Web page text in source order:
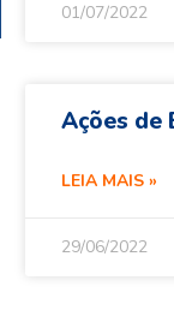
01/07/2022
Ações de
LEIA MAIS »
29/06/2022